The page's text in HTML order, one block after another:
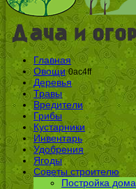
Главная
Овощи 0ac4ff
Деревья
Травы
Вредители
Грибы
Кустарники
Инвентарь
Удобрения
Ягоды
Советы строителю
Постройка дома